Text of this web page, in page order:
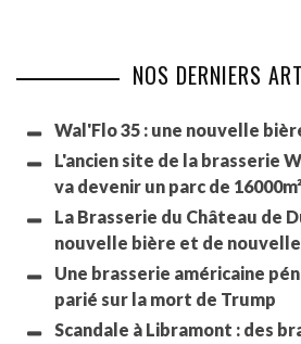
NOS DERNIERS
Wal'Flo 35 : une nouvelle
L'ancien site de la brasserie
va devenir un parc de 16000m²
La Brasserie du Château de
nouvelle bière et de
Une brasserie américaine
parié sur la mort de Trump
Scandale à Libramont : des